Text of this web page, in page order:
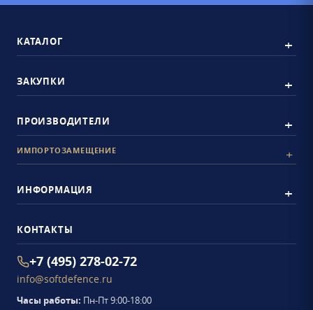
КАТАЛОГ
ЗАКУПКИ
ПРОИЗВОДИТЕЛИ
ИМПОРТОЗАМЕЩЕНИЕ
ИНФОРМАЦИЯ
КОНТАКТЫ
+7 (495) 278-02-72
info@softdefence.ru
Часы работы: Пн-Пт 9:00-18:00